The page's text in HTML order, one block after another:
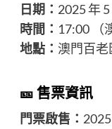
日期： 2025 年 5
時間： 17:00 （
地點： 澳門百老
🎫 售票資訊
門票啟售：